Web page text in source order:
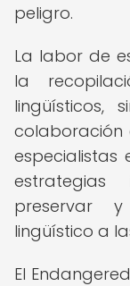
peligro.
La labor de
la
lingüísticos,
colaboración
estrategias
preservar
lingüístico a
El